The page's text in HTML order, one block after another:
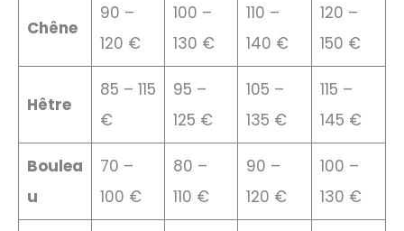
Chêne
90 –
120 €
100 –
130 €
110 –
140 €
120 –
150 €
Hêtre
85 – 115
€
95 –
125 €
105 –
135 €
115 –
145 €
Boulea
u
70 –
100 €
80 –
110 €
90 –
120 €
100 –
130 €